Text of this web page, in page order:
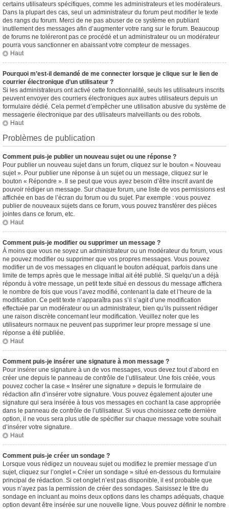
certains utilisateurs spécifiques, comme les administrateurs et les modérateurs.
Dans la plupart des cas, seul un administrateur du forum peut modifier le texte
des rangs du forum. Merci de ne pas abuser de ce système en publiant
inutilement des messages afin d’augmenter votre rang sur le forum. Beaucoup
de forums ne toléreront pas ce procédé et un administrateur ou un modérateur
pourra vous sanctionner en abaissant votre compteur de messages.
Haut
Pourquoi m’est-il demandé de me connecter lorsque je clique sur le lien de
courrier électronique d’un utilisateur ?
Si les administrateurs ont activé cette fonctionnalité, seuls les utilisateurs inscrits
peuvent envoyer des courriers électroniques aux autres utilisateurs depuis un
formulaire dédié. Cela permet d’empêcher une utilisation abusive du système de
messagerie électronique par des utilisateurs malveillants ou des robots.
Haut
Problèmes de publication
Comment puis-je publier un nouveau sujet ou une réponse ?
Pour publier un nouveau sujet dans un forum, cliquez sur le bouton « Nouveau
sujet ». Pour publier une réponse à un sujet ou un message, cliquez sur le
bouton « Répondre ». Il se peut que vous ayez besoin d’être inscrit avant de
pouvoir rédiger un message. Sur chaque forum, une liste de vos permissions est
affichée en bas de l’écran du forum ou du sujet. Par exemple : vous pouvez
publier de nouveaux sujets dans ce forum, vous pouvez transférer des pièces
jointes dans ce forum, etc.
Haut
Comment puis-je modifier ou supprimer un message ?
À moins que vous ne soyez un administrateur ou un modérateur du forum, vous
ne pouvez modifier ou supprimer que vos propres messages. Vous pouvez
modifier un de vos messages en cliquant le bouton adéquat, parfois dans une
limite de temps après que le message initial ait été publié. Si quelqu’un a déjà
répondu à votre message, un petit texte situé en dessous du message affichera
le nombre de fois que vous l’avez modifié, contenant la date et l’heure de la
modification. Ce petit texte n’apparaîtra pas s’il s’agit d’une modification
effectuée par un modérateur ou un administrateur, bien qu’ils puissent rédiger
une raison discrète concernant leur modification. Veuillez noter que les
utilisateurs normaux ne peuvent pas supprimer leur propre message si une
réponse a été publiée.
Haut
Comment puis-je insérer une signature à mon message ?
Pour insérer une signature à un de vos messages, vous devez tout d’abord en
créer une depuis le panneau de contrôle de l’utilisateur. Une fois créée, vous
pouvez cocher la case « Insérer une signature » depuis le formulaire de
rédaction afin d’insérer votre signature. Vous pouvez également ajouter une
signature qui sera insérée à tous vos messages en cochant la case appropriée
dans le panneau de contrôle de l’utilisateur. Si vous choisissez cette dernière
option, il ne vous sera plus utile de spécifier sur chaque message votre souhait
d’insérer votre signature.
Haut
Comment puis-je créer un sondage ?
Lorsque vous rédigez un nouveau sujet ou modifiez le premier message d’un
sujet, cliquez sur l’onglet « Créer un sondage » situé en-dessous du formulaire
principal de rédaction. Si cet onglet n’est pas disponible, il est probable que
vous n’ayez pas la permission de créer des sondages. Saisissez le titre du
sondage en incluant au moins deux options dans les champs adéquats, chaque
option devant être insérée sur une nouvelle ligne. Vous pouvez définir le nombre